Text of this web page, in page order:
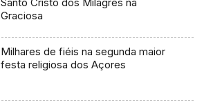
Graciosa
Milhares de fiéis na segunda maior
festa religiosa dos Açores